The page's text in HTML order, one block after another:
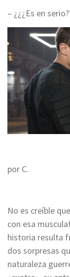
– ¿¿¿Es en
por C.
No es creíble
con esa
historia resulta
dos sorpresas
naturaleza